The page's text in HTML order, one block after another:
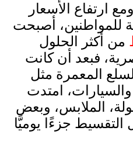
ارتفاع الأسعار
للمواطنين، أصبحت
من أكثر الحلول
فبعد أن كانت
المعمرة مثل
والسيارات، امتدت
الملابس، وبعض
التقسيط جزءًا يوميًّا